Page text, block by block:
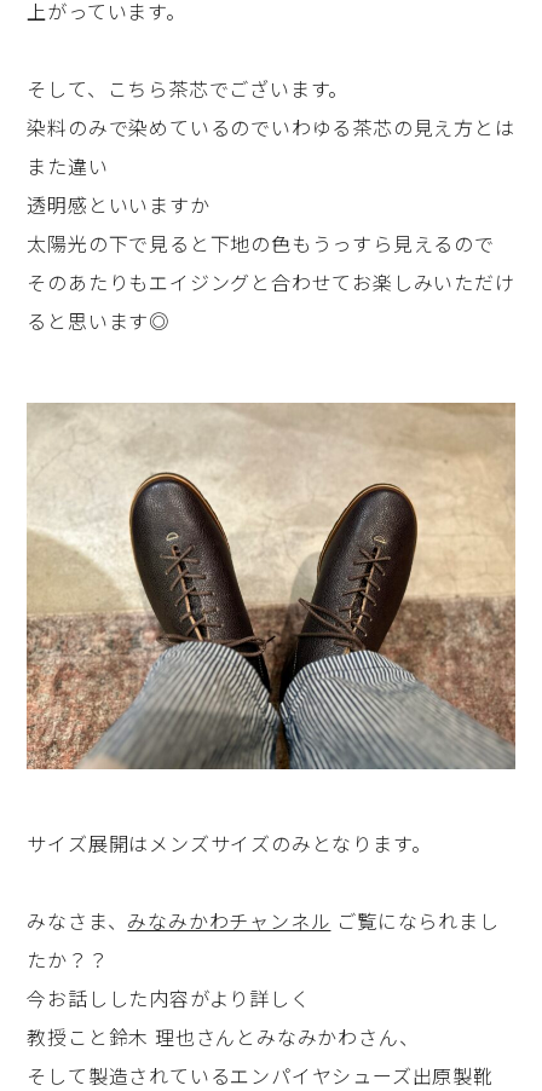
上がっています。
そして、こちら茶芯でございます。
染料のみで染めているのでいわゆる茶芯の見え方とは
また違い
透明感といいますか
太陽光の下で見ると下地の色もうっすら見えるので
そのあたりもエイジングと合わせてお楽しみいただけ
ると思います◎
サイズ展開はメンズサイズのみとなります。
みなさま、 みなみかわチャンネル ご覧になられまし
たか？？
今お話しした内容がより詳しく
教授こと鈴木 理也さんとみなみかわさん、
そして製造されているエンパイヤシューズ出原製靴